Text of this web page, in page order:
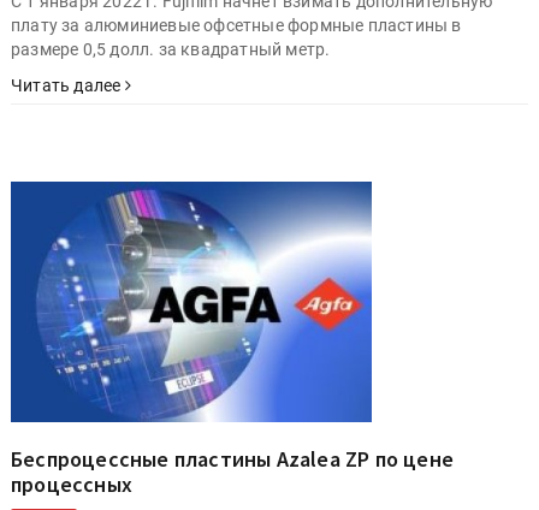
плату за алюминиевые офсетные формные пластины в
размере 0,5 долл. за квадратный метр.
Читать далее
Беспроцессные пластины Azalea ZP по цене
процессных